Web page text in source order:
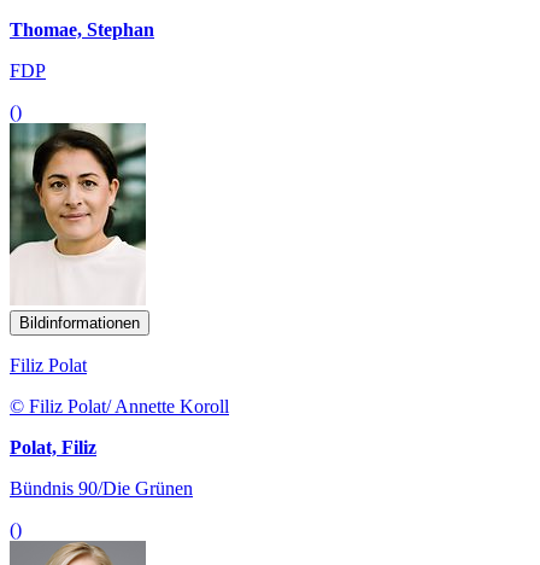
Thomae, Stephan
FDP
()
Bildinformationen
Filiz Polat
© Filiz Polat/ Annette Koroll
Polat, Filiz
Bündnis 90/Die Grünen
()